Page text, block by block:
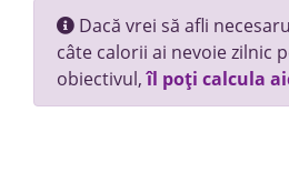
Dacă vrei să afli
câte calorii ai nevoie zilnic
obiectivul,îl poți calcula